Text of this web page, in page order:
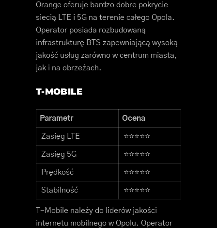
Orange oferuje bardzo dobre pokrycie
siecią LTE i 5G na terenie całego Opola.
Operator posiada rozbudowaną
infrastrukturę BTS zapewniającą wysoką
jakość usług zarówno w centrum miasta,
jak i na obrzeżach.
T-MOBILE
Parametr Ocena
Zasięg LTE ⭐⭐⭐⭐⭐
Zasięg 5G ⭐⭐⭐⭐⭐
Prędkość ⭐⭐⭐⭐⭐
Stabilność ⭐⭐⭐⭐⭐
T-Mobile należy do liderów jakości
internetu mobilnego w Opolu. Operator